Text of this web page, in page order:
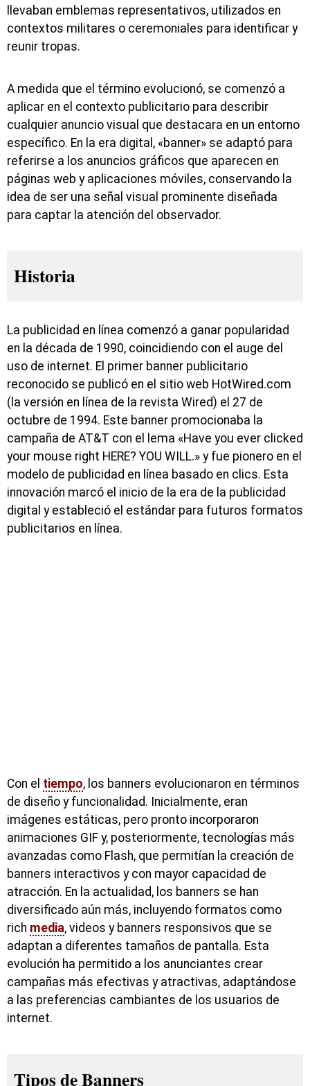
llevaban emblemas representativos, utilizados en
contextos militares o ceremoniales para identificar y
reunir tropas.
A medida que el término evolucionó, se comenzó a
aplicar en el contexto publicitario para describir
cualquier anuncio visual que destacara en un entorno
específico. En la era digital, «banner» se adaptó para
referirse a los anuncios gráficos que aparecen en
páginas web y aplicaciones móviles, conservando la
idea de ser una señal visual prominente diseñada
para captar la atención del observador.
Historia
La publicidad en línea comenzó a ganar popularidad
en la década de 1990, coincidiendo con el auge del
uso de internet. El primer banner publicitario
reconocido se publicó en el sitio web HotWired.com
(la versión en línea de la revista Wired) el 27 de
octubre de 1994. Este banner promocionaba la
campaña de AT&T con el lema «Have you ever clicked
your mouse right HERE? YOU WILL.» y fue pionero en el
modelo de publicidad en línea basado en clics. Esta
innovación marcó el inicio de la era de la publicidad
digital y estableció el estándar para futuros formatos
publicitarios en línea.
Con el tiempo, los banners evolucionaron en términos
de diseño y funcionalidad. Inicialmente, eran
imágenes estáticas, pero pronto incorporaron
animaciones GIF y, posteriormente, tecnologías más
avanzadas como Flash, que permitían la creación de
banners interactivos y con mayor capacidad de
atracción. En la actualidad, los banners se han
diversificado aún más, incluyendo formatos como
rich media, videos y banners responsivos que se
adaptan a diferentes tamaños de pantalla. Esta
evolución ha permitido a los anunciantes crear
campañas más efectivas y atractivas, adaptándose
a las preferencias cambiantes de los usuarios de
internet.
Tipos de Banners